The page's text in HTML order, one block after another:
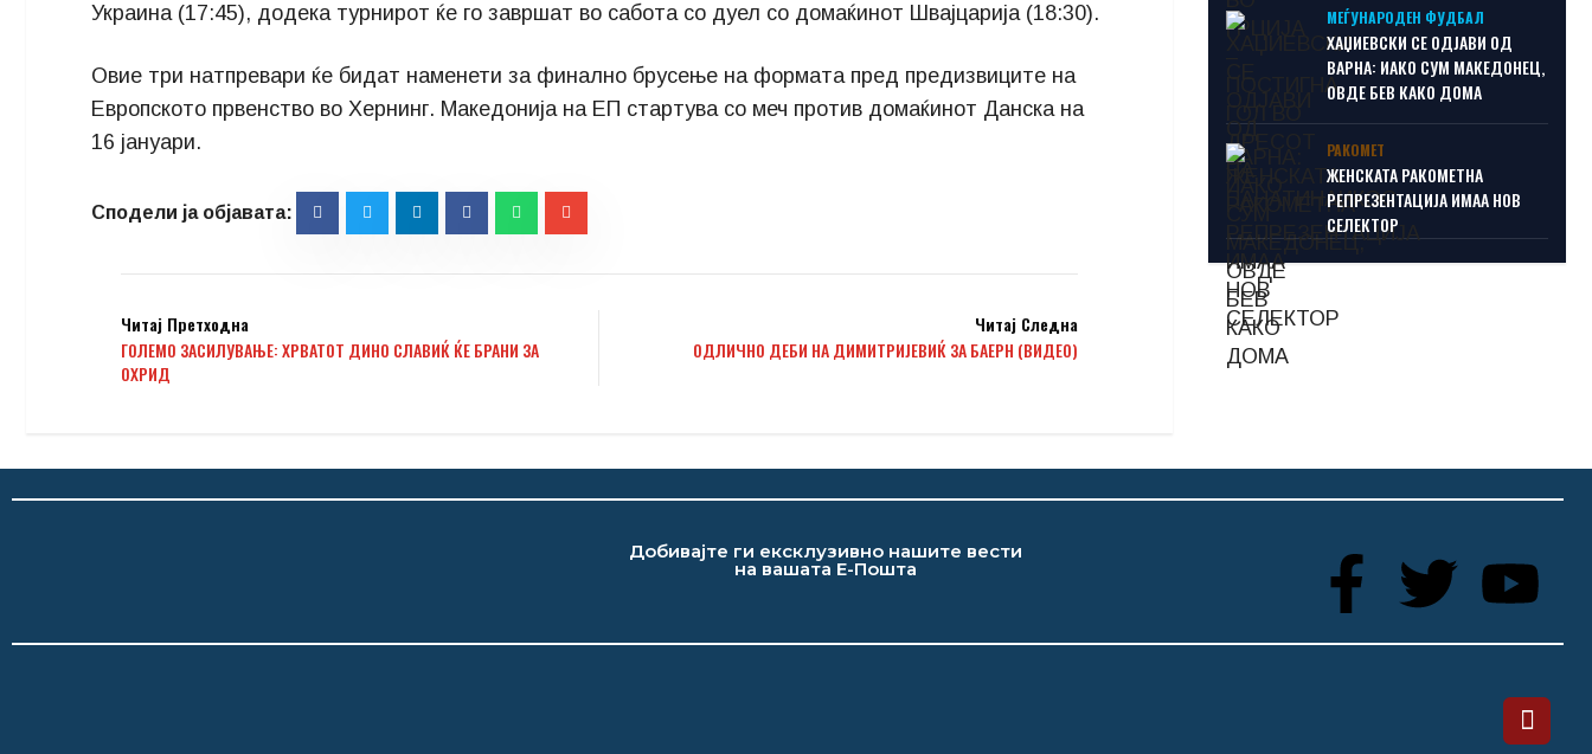
Украина (17:45), додека турнирот ќе го завршат во сабота со дуел со домаќинот Швајцарија (18:30).
Овие три натпревари ќе бидат наменети за финално брусење на формата пред предизвиците на
Европското првенство во Хернинг. Македонија на ЕП стартува со меч против домаќинот Данска на
16 јануари.
Читај Претходна
ГОЛЕМО ЗАСИЛУВАЊЕ: ХРВАТОТ ДИНО СЛАВИЌ ЌЕ БРАНИ ЗА
ОХРИД
Читај Следна
ОДЛИЧНО ДЕБИ НА ДИМИТРИЈЕВИЌ ЗА БАЕРН (ВИДЕО)
МЕЃУНАРОДЕН ФУДБАЛ
ХАЏИЕВСКИ СЕ ОДЈАВИ ОД
ВАРНА: ИАКО СУМ МАКЕДОНЕЦ,
ОВДЕ БЕВ КАКО ДОМА
РАКОМЕТ
ЖЕНСКАТА РАКОМЕТНА
РЕПРЕЗЕНТАЦИЈА ИМАА НОВ
СЕЛЕКТОР
Добивајте ги ексклузивно нашите вести
на вашата Е-Пошта